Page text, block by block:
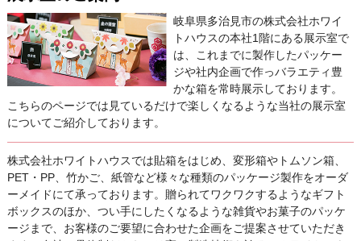
岐阜県多治見市の株式会社ホワイ
トハウスの本社1階にある展示室で
は、これまでに製作したパッケー
ジや社内企画で作っバラエティ豊
かな箱を常時展示しております。
こちらのページでは見ているだけで楽しくなるような当社の展示室
についてご紹介しております。
株式会社ホワイトハウスでは貼箱をはじめ、変形箱やトムソン箱、
PET・PP、竹かご、紙管など様々な種類のパッケージ製作をオーダ
ーメイドにて承っております。贈られてワクワクするようなギフト
ボックスのほか、つい手にしたくなるような雑貨やお菓子のパッケ
ージまで、お客様のご要望に合わせた企画をご提案させていただき